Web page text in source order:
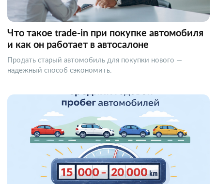
Что такое trade-in при покупке автомобиля
и как он работает в автосалоне
Продать старый автомобиль для покупки нового —
надежный способ сэкономить.